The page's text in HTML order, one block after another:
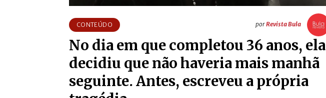
CONTEÚDO porRevista Bula
No dia em que completou 36 anos, ela
decidiu que não haveria mais manhã
seguinte. Antes, escreveu a própria